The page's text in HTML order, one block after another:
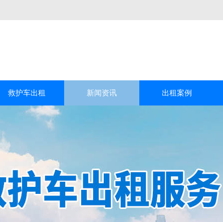
救护车出租 新闻资讯 出租案例